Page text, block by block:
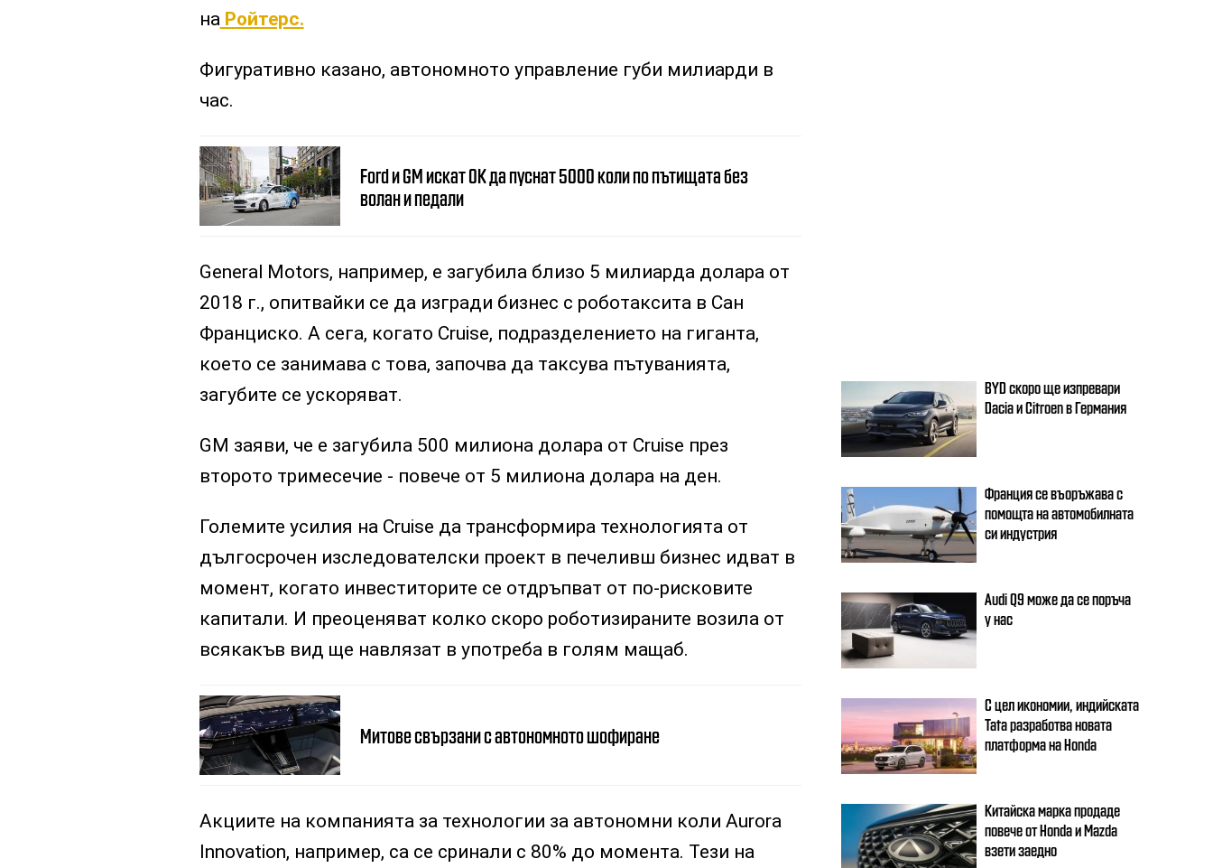
наРойтерс.
Фигуративно казано, автономното управление губи милиарди в
час.
Ford и GM искат ОК да пуснат 5000 коли по пътищата без
волан и педали
General Motors, например, е загубила близо 5 милиарда долара от
2018 г., опитвайки се да изгради бизнес с роботаксита в Сан
Франциско. А сега, когато Cruise, подразделението на гиганта,
което се занимава с това, започва да таксува пътуванията,
загубите се ускоряват.
GM заяви, че е загубила 500 милиона долара от Cruise през
второто тримесечие - повече от 5 милиона долара на ден.
Големите усилия на Cruise да трансформира технологията от
дългосрочен изследователски проект в печеливш бизнес идват в
момент, когато инвеститорите се отдръпват от по-рисковите
капитали. И преоценяват колко скоро роботизираните возила от
всякакъв вид ще навлязат в употреба в голям мащаб.
Митове свързани с автономното шофиране
Акциите на компанията за технологии за автономни коли Aurora
Innovation, например, са се сринали с 80% до момента. Тези на
BYD скоро ще изпревари
Dacia и Citroеn в Германия
Франция се въоръжава с
помощта на автомобилната
си индустрия
Audi Q9 може да се поръча
у нас
С цел икономии, индийската
Tata разработва новата
платформа на Honda
Китайска марка продаде
повече от Honda и Mazda
взети заедно